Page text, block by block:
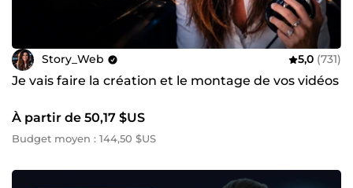
Story_Web 5,0 (731)
Je vais faire la création et le montage de vos vidéos
À partir de 50,17 $US
Budget moyen : 144,50 $US